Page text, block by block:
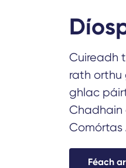
Cuireadh
rath orthu
ghlac
Chadhain
Comórtas
Féach